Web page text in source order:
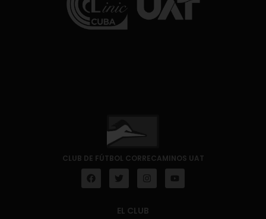
CLUB DE FÚTBOL CORRECAMINOS UAT
EL CLUB